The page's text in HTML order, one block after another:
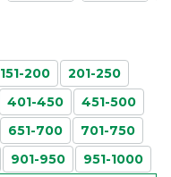
151-200
201-250
401-450
451-500
651-700
701-750
901-950 951-1000